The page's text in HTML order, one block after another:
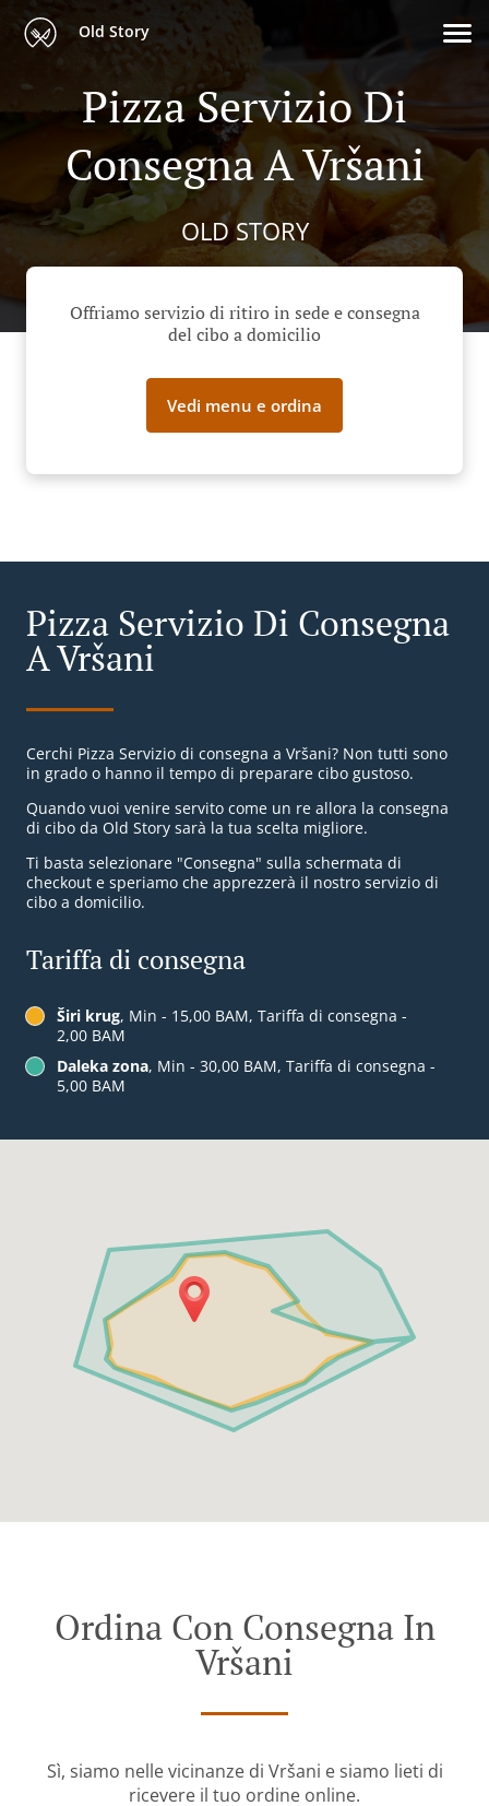
Old Story
Pizza Servizio Di
Consegna A Vršani
OLD STORY
Offriamo servizio di ritiro in sede e consegna
del cibo a domicilio
Vedi menu e ordina
Pizza Servizio Di Consegna
A Vršani
Cerchi Pizza Servizio di consegna a Vršani? Non tutti sono
in grado o hanno il tempo di preparare cibo gustoso.
Quando vuoi venire servito come un re allora la consegna
di cibo da Old Story sarà la tua scelta migliore.
Ti basta selezionare "Consegna" sulla schermata di
checkout e speriamo che apprezzerà il nostro servizio di
cibo a domicilio.
Tariffa di consegna
Širi krug, Min - 15,00 BAM, Tariffa di consegna -
2,00 BAM
Daleka zona, Min - 30,00 BAM, Tariffa di consegna -
5,00 BAM
Ordina Con Consegna In
Vršani
Sì, siamo nelle vicinanze di Vršani e siamo lieti di
ricevere il tuo ordine online.